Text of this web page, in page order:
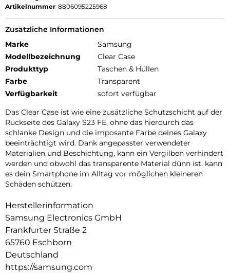
Artikelnummer 8806095225968
Zusätzliche Informationen
Marke
Samsung
Modellbezeichnung
Clear Case
Produkttyp
Taschen & Hüllen
Farbe
Transparent
Verfügbarkeit
sofort verfügbar
Das Clear Case ist wie eine zusätzliche Schutzschicht auf der
Rückseite des Galaxy S23 FE, ohne das hierdurch das
schlanke Design und die imposante Farbe deines Galaxy
beeinträchtigt wird. Dank angepasster verwendeter
Materialien und Beschichtung, kann ein Vergilben verhindert
werden und obwohl das transparente Material dünn ist, kann
es dein Smartphone im Alltag vor möglichen kleineren
Schäden schützen.
Herstellerinformation
Samsung Electronics GmbH
Frankfurter Straße 2
65760 Eschborn
Deutschland
https://samsung.com